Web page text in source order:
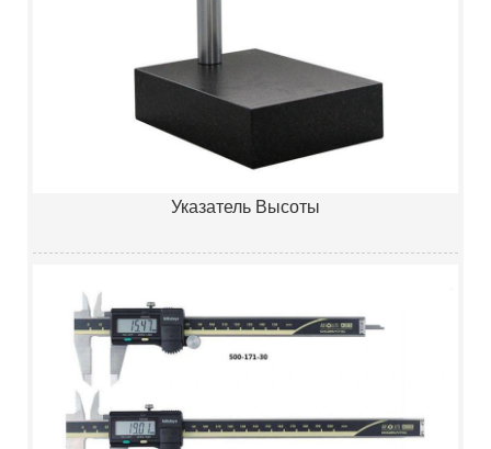
Указатель Высоты